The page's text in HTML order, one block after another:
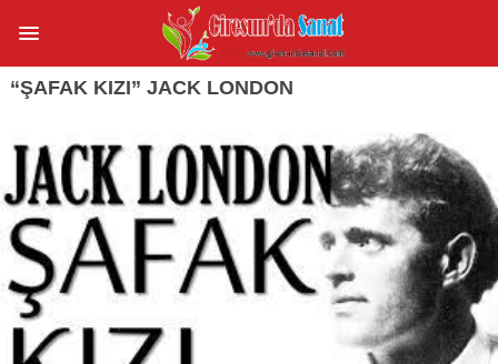
“ŞAFAK KIZI” JACK LONDON